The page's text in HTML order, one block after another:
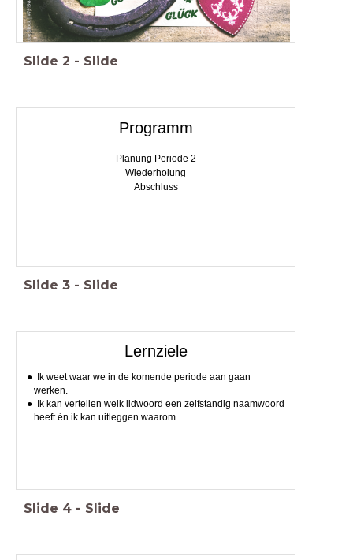
Slide 2 - Slide
Programm
Planung Periode 2
Wiederholung
Abschluss
Slide 3 - Slide
Lernziele
Ik weet waar we in de komende periode aan gaan
werken.
Ik kan vertellen welk lidwoord een zelfstandig naamwoord
heeft én ik kan uitleggen waarom.
Slide 4 - Slide